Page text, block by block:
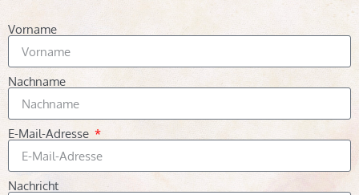
Vorname
Nachname
E-Mail-Adresse
Nachricht